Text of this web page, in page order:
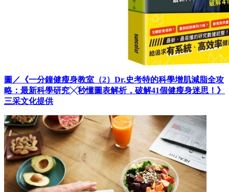
圖／《一分鐘健瘦身教室（2）Dr.史考特的科學增肌減脂全攻
略：最新科學研究╳秒懂圖表解析，破解41個健瘦身迷思！》
三采文化提供